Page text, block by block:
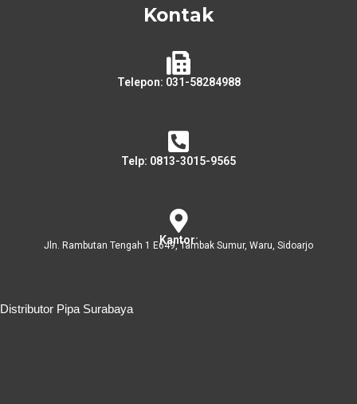
Kontak
Telepon: 031-58284988
Telp: 0813-3015-9565
Kantor:
Jln. Rambutan Tengah 1 E649, Tambak Sumur, Waru, Sidoarjo
Distributor Pipa Surabaya